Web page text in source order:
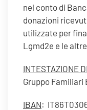
nel conto di
donazioni
utilizzate per
Lgmd2e e le
INTESTAZIONE
Gruppo
IBAN: